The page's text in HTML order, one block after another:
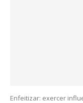
Enfeitizar: exercer